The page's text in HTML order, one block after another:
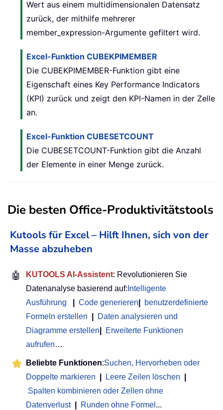
Wert aus einem multidimensionalen Datensatz
zurück, der mithilfe mehrerer
member_expression-Argumente gefiltert wird.
Excel-Funktion CUBEKPIMEMBER
Die CUBEKPIMEMBER-Funktion gibt eine
Eigenschaft eines Key Performance Indicators
(KPI) zurück und zeigt den KPI-Namen in der Zelle
an.
Excel-Funktion CUBESETCOUNT
Die CUBESETCOUNT-Funktion gibt die Anzahl
der Elemente in einer Menge zurück.
Die besten Office-Produktivitätstools
Kutools für Excel – Hilft Ihnen, sich von der
Masse abzuheben
🤖 KUTOOLS AI-Assistent: Revolutionieren Sie
Datenanalyse basierend auf: Intelligente
Ausführung
Code generieren
benutzerdefinierte
Formeln erstellen
Daten analysieren und
Diagramme erstellen
Erweiterte Funktionen
aufrufen…
Beliebte Funktionen:Suchen, Hervorheben oder
Doppelte markieren
Leere Zeilen löschen
Spalten kombinieren oder Zellen ohne
Datenverlust
Runden ohne Formel ...